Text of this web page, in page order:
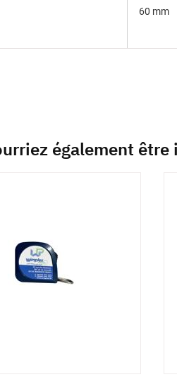
60 mm
également être